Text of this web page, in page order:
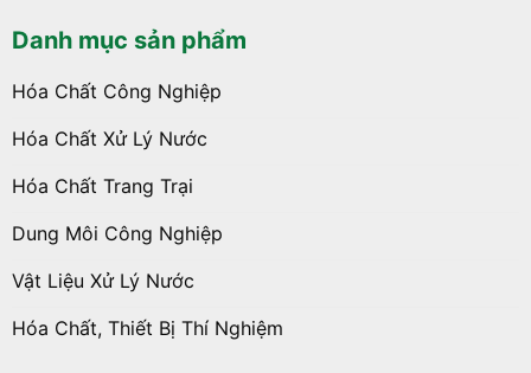
Danh mục sản phẩm
Hóa Chất Công Nghiệp
Hóa Chất Xử Lý Nước
Hóa Chất Trang Trại
Dung Môi Công Nghiệp
Vật Liệu Xử Lý Nước
Hóa Chất, Thiết Bị Thí Nghiệm